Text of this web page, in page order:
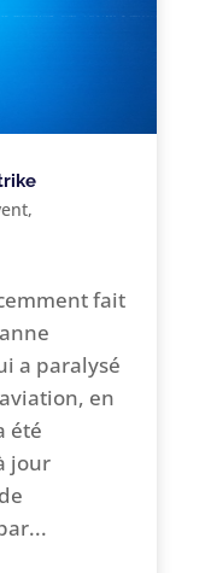
,
fait
a paralysé
en
été
jour